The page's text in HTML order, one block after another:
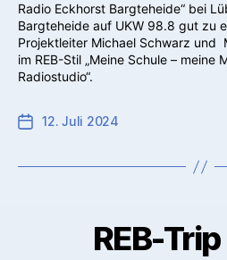
Radio Eckhorst Bargteheide“ bei
Bargteheide auf UKW 98.8 gut zu
Projektleiter Michael Schwarz und
im REB-Stil „Meine Schule – meine
Radiostudio“.
12. Juli 2024
REB-